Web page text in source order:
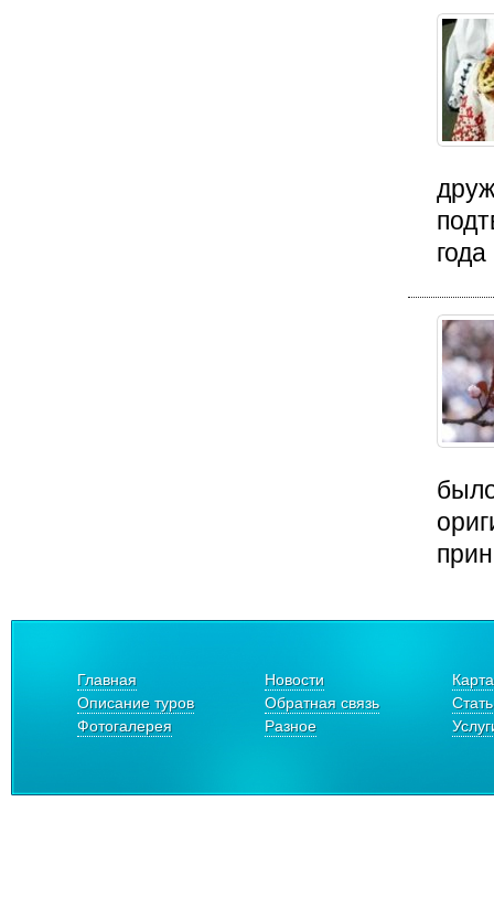
Главная Новости
Описание туров
Обратная связь
Фотогалерея
Разное